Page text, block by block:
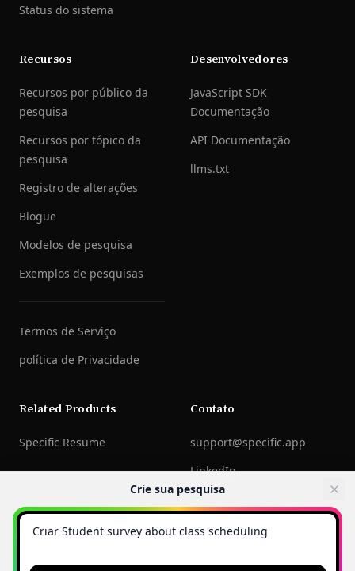
Crie sua pesquisa
Status do sistema
Recursos
Recursos por público da
pesquisa
Recursos por tópico da
pesquisa
Registro de alterações
Blogue
Modelos de pesquisa
Exemplos de pesquisas
Termos de Serviço
política de Privacidade
Desenvolvedores
JavaScript SDK
Documentação
API Documentação
llms.txt
Related Products
Specific Resume
Contato
support@specific.app
LinkedIn
reservados.